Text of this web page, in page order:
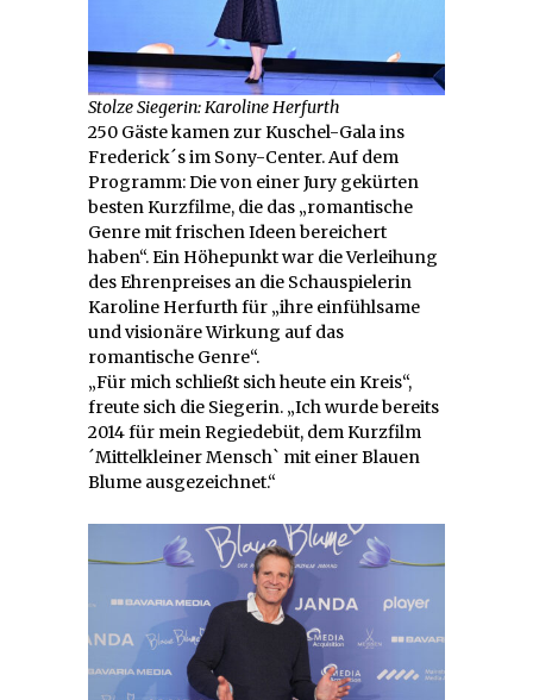
Stolze Siegerin: Karoline Herfurth
250 Gäste kamen zur Kuschel-Gala ins
Frederick´s im Sony-Center. Auf dem
Programm: Die von einer Jury gekürten
besten Kurzfilme, die das „romantische
Genre mit frischen Ideen bereichert
haben“. Ein Höhepunkt war die Verleihung
des Ehrenpreises an die Schauspielerin
Karoline Herfurth für „ihre einfühlsame
und visionäre Wirkung auf das
romantische Genre“.
„Für mich schließt sich heute ein Kreis“,
freute sich die Siegerin. „Ich wurde bereits
2014 für mein Regiedebüt, dem Kurzfilm
´Mittelkleiner Mensch` mit einer Blauen
Blume ausgezeichnet.“